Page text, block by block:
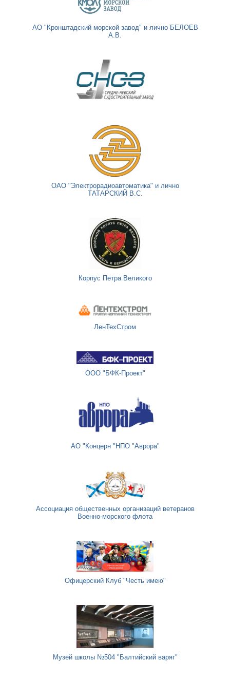
АО "Кронштадский морской завод" и лично БЕЛОЕВ
А.В.
ОАО "Электрорадиоавтоматика" и лично
ТАТАРСКИЙ В.С.
Корпус Петра Великого
ЛенТехСтром
ООО "БФК-Проект"
АО "Концерн "НПО "Аврора"
Ассоциация общественных организаций ветеранов
Военно-морского флота
Офицерский Клуб "Честь имею"
Музей школы №504 "Балтийский варяг"